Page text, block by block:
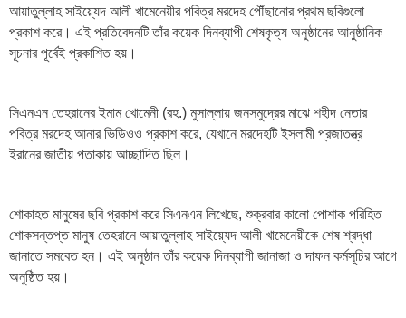
আয়াতুল্লাহ সাইয়্যেদ আলী খামেনেয়ীর পবিত্র মরদেহ পৌঁছানোর প্রথম ছবিগুলো
প্রকাশ করে। এই প্রতিবেদনটি তাঁর কয়েক দিনব্যাপী শেষকৃত্য অনুষ্ঠানের আনুষ্ঠানিক
সূচনার পূর্বেই প্রকাশিত হয়।
সিএনএন তেহরানের ইমাম খোমেনী (রহ.) মুসাল্লায় জনসমুদ্রের মাঝে শহীদ নেতার
পবিত্র মরদেহ আনার ভিডিওও প্রকাশ করে, যেখানে মরদেহটি ইসলামী প্রজাতন্ত্র
ইরানের জাতীয় পতাকায় আচ্ছাদিত ছিল।
শোকাহত মানুষের ছবি প্রকাশ করে সিএনএন লিখেছে, শুক্রবার কালো পোশাক পরিহিত
শোকসন্তপ্ত মানুষ তেহরানে আয়াতুল্লাহ সাইয়্যেদ আলী খামেনেয়ীকে শেষ শ্রদ্ধা
জানাতে সমবেত হন। এই অনুষ্ঠান তাঁর কয়েক দিনব্যাপী জানাজা ও দাফন কর্মসূচির আগে
অনুষ্ঠিত হয়।